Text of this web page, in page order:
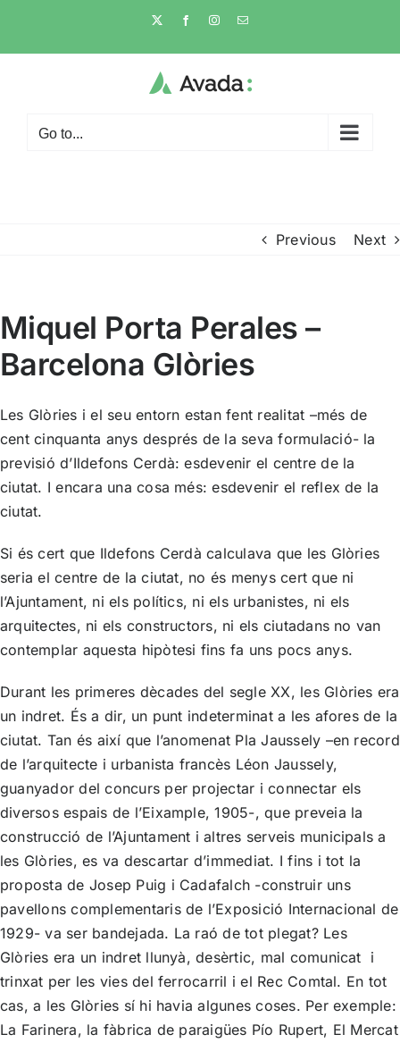
content
X FacebookInstagramEmail
Go to...
Previous Next
Miquel Porta Perales –
Barcelona Glòries
Les Glòries i el seu entorn estan fent realitat –més de
cent cinquanta anys després de la seva formulació- la
previsió d’Ildefons Cerdà: esdevenir el centre de la
ciutat. I encara una cosa més: esdevenir el reflex de la
ciutat.
Si és cert que Ildefons Cerdà calculava que les Glòries
seria el centre de la ciutat, no és menys cert que ni
l’Ajuntament, ni els polítics, ni els urbanistes, ni els
arquitectes, ni els constructors, ni els ciutadans no van
contemplar aquesta hipòtesi fins fa uns pocs anys.
Durant les primeres dècades del segle XX, les Glòries era
un indret. És a dir, un punt indeterminat a les afores de la
ciutat. Tan és així que l’anomenat Pla Jaussely –en record
de l’arquitecte i urbanista francès Léon Jaussely,
guanyador del concurs per projectar i connectar els
diversos espais de l’Eixample, 1905-, que preveia la
construcció de l’Ajuntament i altres serveis municipals a
les Glòries, es va descartar d’immediat. I fins i tot la
proposta de Josep Puig i Cadafalch -construir uns
pavellons complementaris de l’Exposició Internacional de
1929- va ser bandejada. La raó de tot plegat? Les
Glòries era un indret llunyà, desèrtic, mal comunicat i
trinxat per les vies del ferrocarril i el Rec Comtal. En tot
cas, a les Glòries sí hi havia algunes coses. Per exemple:
La Farinera, la fàbrica de paraigües Pío Rupert, El Mercat